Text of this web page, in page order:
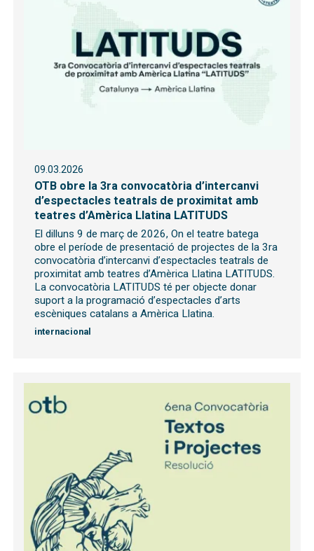
09.03.2026
OTB obre la 3ra convocatòria d’intercanvi
d’espectacles teatrals de proximitat amb
teatres d’Amèrica Llatina LATITUDS
El dilluns 9 de març de 2026, On el teatre batega
obre el període de presentació de projectes de la 3ra
convocatòria d’intercanvi d’espectacles teatrals de
proximitat amb teatres d’Amèrica Llatina LATITUDS.
La convocatòria LATITUDS té per objecte donar
suport a la programació d’espectacles d’arts
escèniques catalans a Amèrica Llatina.
internacional